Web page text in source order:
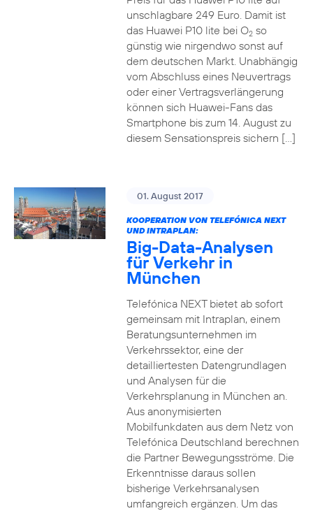
unschlagbare 249 Euro. Damit ist
das Huawei P10 lite bei O2so
günstig wie nirgendwo sonst auf
dem deutschen Markt. Unabhängig
vom Abschluss eines Neuvertrags
oder einer Vertragsverlängerung
können sich Huawei-Fans das
Smartphone bis zum 14. August zu
diesem Sensationspreis sichern […]
01. August 2017
KOOPERATION VON TELEFÓNICA NEXT
UND INTRAPLAN:
Big-Data-Analysen
für Verkehr in
München
Telefónica NEXT bietet ab sofort
gemeinsam mit Intraplan, einem
Beratungsunternehmen im
Verkehrssektor, eine der
detailliertesten Datengrundlagen
und Analysen für die
Verkehrsplanung in München an.
Aus anonymisierten
Mobilfunkdaten aus dem Netz von
Telefónica Deutschland berechnen
die Partner Bewegungsströme. Die
Erkenntnisse daraus sollen
bisherige Verkehrsanalysen
umfangreich ergänzen. Um das